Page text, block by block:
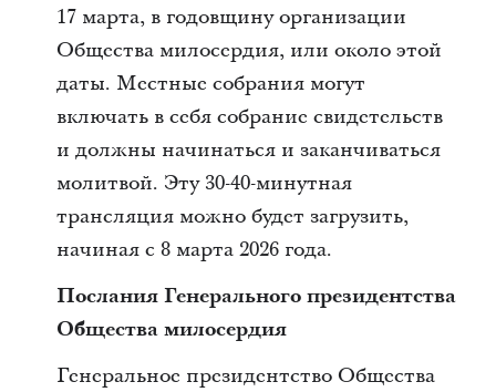
17 марта, в годовщину организации
Общества милосердия, или около этой
даты. Местные собрания могут
включать в себя собрание свидетельств
и должны начинаться и заканчиваться
молитвой. Эту 30-40-минутная
трансляция можно будет загрузить,
начиная с 8 марта 2026 года.
Послания Генерального президентства
Общества милосердия
Генеральное президентство Общества